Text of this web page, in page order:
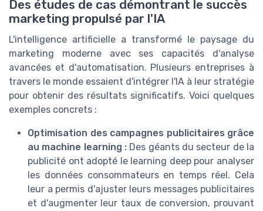
Des études de cas démontrant le succès
marketing propulsé par l'IA
L'intelligence artificielle a transformé le paysage du
marketing moderne avec ses capacités d'analyse
avancées et d'automatisation. Plusieurs entreprises à
travers le monde essaient d'intégrer l'IA à leur stratégie
pour obtenir des résultats significatifs. Voici quelques
exemples concrets :
Optimisation des campagnes publicitaires grâce
au machine learning : Des géants du secteur de la
publicité ont adopté le learning deep pour analyser
les données consommateurs en temps réel. Cela
leur a permis d'ajuster leurs messages publicitaires
et d'augmenter leur taux de conversion, prouvant